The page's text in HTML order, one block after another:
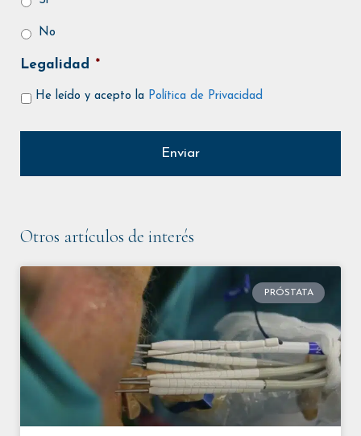
No
Legalidad *
He leído y acepto la Política de Privacidad
Otros artículos de interés
PRÓSTATA